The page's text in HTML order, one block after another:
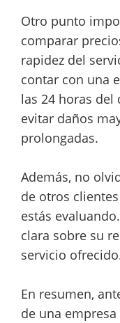
Otro punto
comparar
rapidez del
contar con una
las 24 horas del
evitar daños
prolongadas.
Además, no
de otros
estás
clara sobre su
servicio
En resumen,
de una